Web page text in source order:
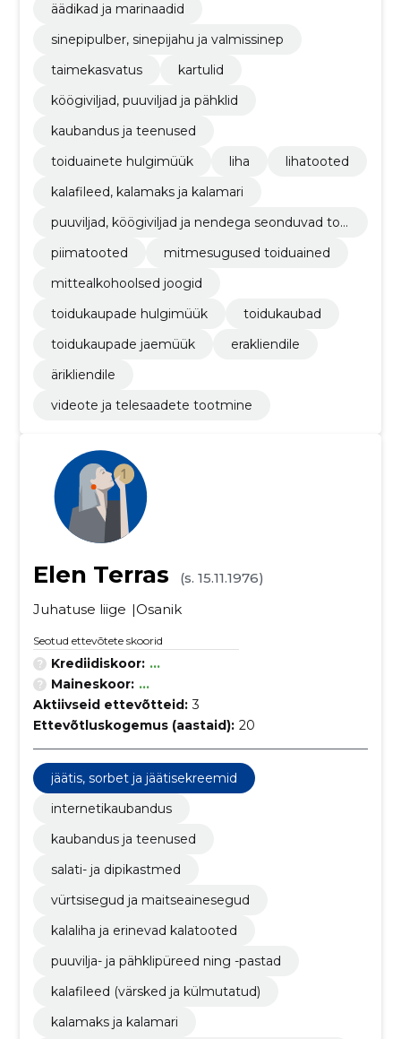
äädikad ja marinaadid
sinepipulber, sinepijahu ja valmissinep
taimekasvatus
kartulid
köögiviljad, puuviljad ja pähklid
kaubandus ja teenused
toiduainete hulgimüük
liha
lihatooted
kalafileed, kalamaks ja kalamari
puuviljad, köögiviljad ja nendega seonduvad too
piimatooted
mitmesugused toiduained
mittealkohoolsed joogid
toidukaupade hulgimüük
toidukaubad
toidukaupade jaemüük
erakliendile
ärikliendile
videote ja telesaadete tootmine
Elen Terras
(s. 15.11.1976)
Juhatuse liige
Osanik
Seotud ettevõtete skoorid
Krediidiskoor: ...
Maineskoor: ...
Aktiivseid ettevõtteid: 3
Ettevõtluskogemus (aastaid): 20
jäätis, sorbet ja jäätisekreemid
internetikaubandus
kaubandus ja teenused
salati- ja dipikastmed
vürtsisegud ja maitseainesegud
kalaliha ja erinevad kalatooted
puuvilja- ja pähklipüreed ning -pastad
kalafileed (värsked ja külmutatud)
kalamaks ja kalamari